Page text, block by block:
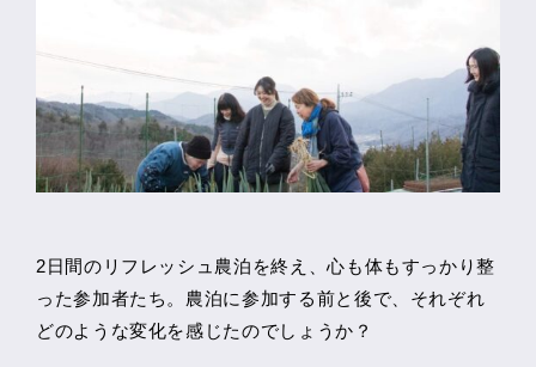
2日間のリフレッシュ農泊を終え、心も体もすっかり整
った参加者たち。農泊に参加する前と後で、それぞれ
どのような変化を感じたのでしょうか？